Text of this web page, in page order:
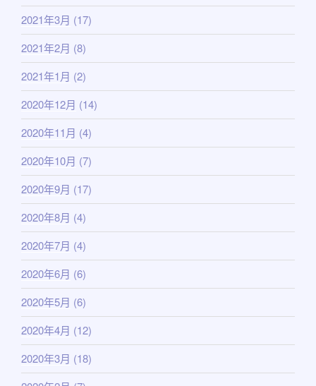
2021年3月 (17)
2021年2月 (8)
2021年1月 (2)
2020年12月 (14)
2020年11月 (4)
2020年10月 (7)
2020年9月 (17)
2020年8月 (4)
2020年7月 (4)
2020年6月 (6)
2020年5月 (6)
2020年4月 (12)
2020年3月 (18)